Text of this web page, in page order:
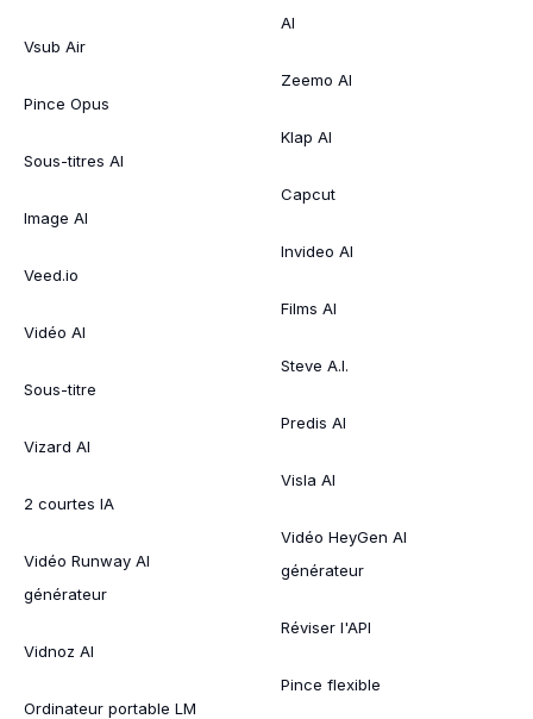
Vsub Air
Pince Opus
Sous-titres AI
Image AI
Veed.io
Vidéo AI
Sous-titre
Vizard AI
2 courtes IA
Vidéo Runway AI
générateur
Vidnoz AI
Ordinateur portable LM
AI
Zeemo AI
Klap AI
Capcut
Invideo AI
Films AI
Steve A.I.
Predis AI
Visla AI
Vidéo HeyGen AI
générateur
Réviser l'API
Pince flexible